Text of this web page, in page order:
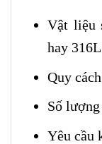
Vật liệu
hay
Quy
Số lượng
Yêu cầu